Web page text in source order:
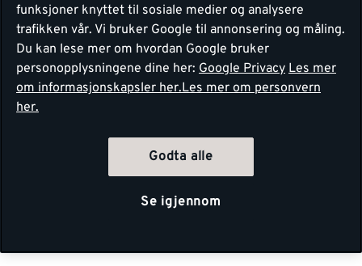
funksjoner knyttet til sosiale medier og analysere
trafikken vår. Vi bruker Google til annonsering og måling.
Du kan lese mer om hvordan Google bruker
personopplysningene dine her: Google Privacy Les mer
om informasjonskapsler her.Les mer om personvern
her.
Godta alle
Se igjennom